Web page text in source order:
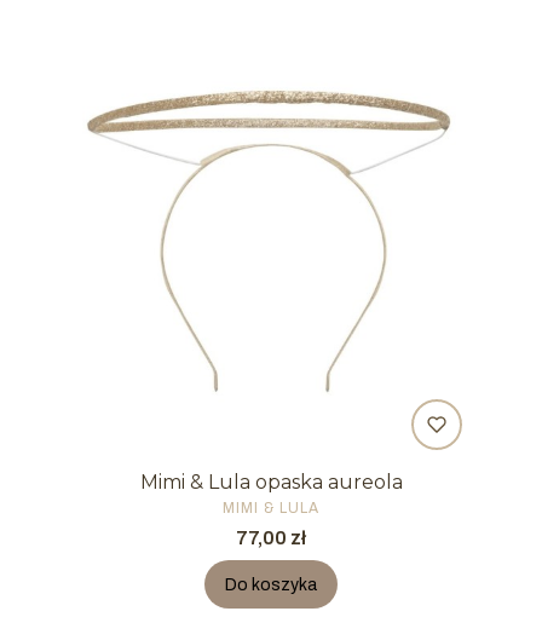
Mimi & Lula opaska aureola
PRODUCENT
MIMI & LULA
Cena
77,00 zł
Do koszyka